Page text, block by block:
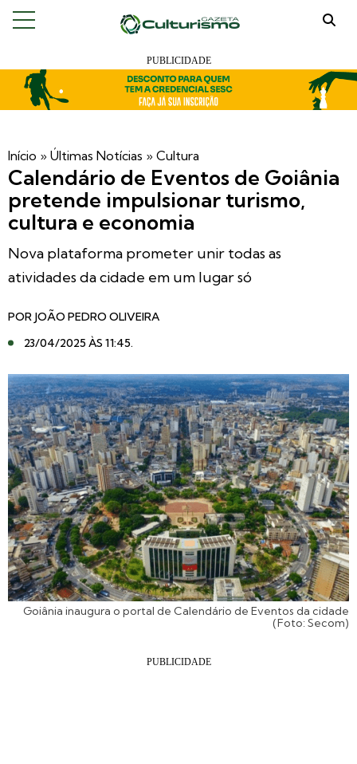
Início » Últimas Notícias » Cultura
Calendário de Eventos de Goiânia
pretende impulsionar turismo,
cultura e economia
Nova plataforma prometer unir todas as
atividades da cidade em um lugar só
POR JOÃO PEDRO OLIVEIRA
23/04/2025 ÀS 11:45.
Goiânia inaugura o portal de Calendário de Eventos da cidade
(Foto: Secom)